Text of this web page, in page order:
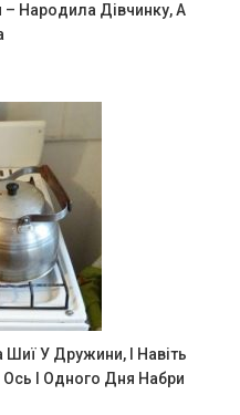
– Народила Дівчинку, А
Шиї У Дружини, І Навіть
І Одного Дня Набри